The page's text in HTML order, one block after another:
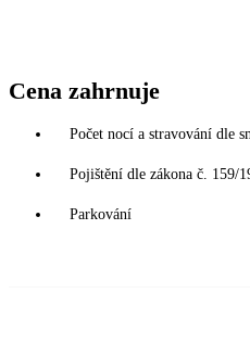
Cena zahrnuje
Počet nocí a stravování dle
Pojištění dle zákona č. 159/
Parkování